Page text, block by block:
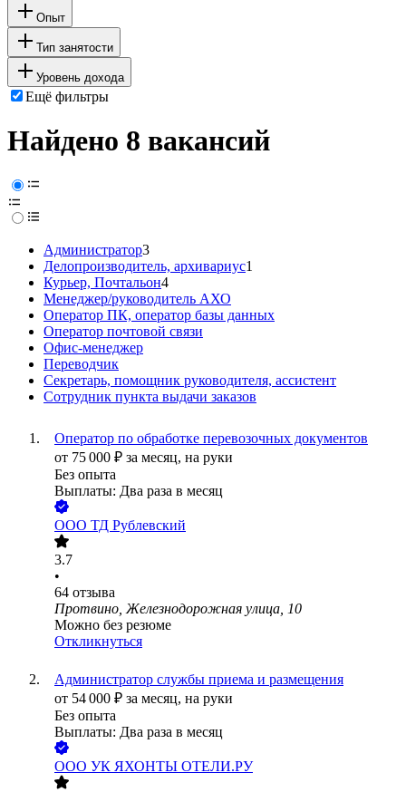
Опыт
Тип занятости
Уровень дохода
Ещё фильтры
Найдено 8 вакансий
Администратор3
Делопроизводитель, архивариус1
Курьер, Почтальон4
Менеджер/руководитель АХО
Оператор ПК, оператор базы данных
Оператор почтовой связи
Офис-менеджер
Переводчик
Секретарь, помощник руководителя, ассистент
Сотрудник пункта выдачи заказов
Оператор по обработке перевозочных документов
от 75 000 ₽ за месяц, на руки
Без опыта
Выплаты: Два раза в месяц
ООО ТД Рублевский
3.7
•
64 отзыва
Протвино, Железнодорожная улица, 10
Можно без резюме
Откликнуться
Администратор службы приема и размещения
от 54 000 ₽ за месяц, на руки
Без опыта
Выплаты: Два раза в месяц
ООО УК ЯХОНТЫ ОТЕЛИ.РУ